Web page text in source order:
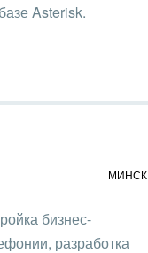
Asterisk.
МИНСК
бизнес-
разработка